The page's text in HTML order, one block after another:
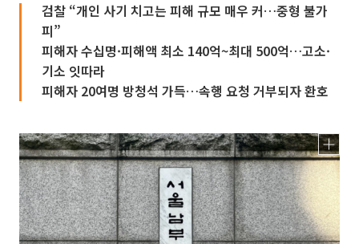
검찰 “개인 사기 치고는 피해 규모 매우 커…중형 불가
피”
피해자 수십명·피해액 최소 140억~최대 500억…고소·
기소 잇따라
피해자 20여명 방청석 가득…속행 요청 거부되자 환호